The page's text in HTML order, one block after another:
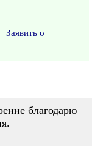
Заявить о
благодарю